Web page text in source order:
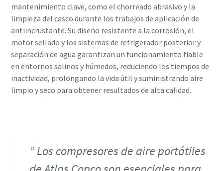
mantenimiento clave, como el chorreado abrasivo y la
limpieza del casco durante los trabajos de aplicación de
antiincrustante. Su diseño resistente a la corrosión, el
motor sellado y los sistemas de refrigerador posterior y
separación de agua garantizan un funcionamiento fiable
en entornos salinos y húmedos, reduciendo los tiempos de
inactividad, prolongando la vida útil y suministrando aire
limpio y seco para obtener resultados de alta calidad.
Los compresores de aire portátiles